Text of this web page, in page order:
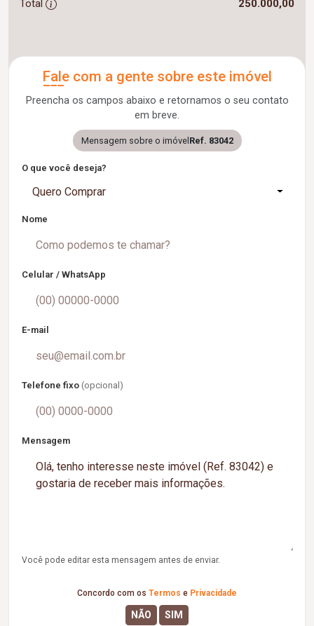
Total
250.000,00
Fale com a gente sobre este imóvel
Preencha os campos abaixo e retornamos o seu contato
em breve.
Mensagem sobre o imóvelRef. 83042
O que você deseja?
Quero Comprar
Nome
Celular / WhatsApp
E-mail
Telefone fixo (opcional)
Mensagem
Você pode editar esta mensagem antes de enviar.
Concordo com os Termos e Privacidade